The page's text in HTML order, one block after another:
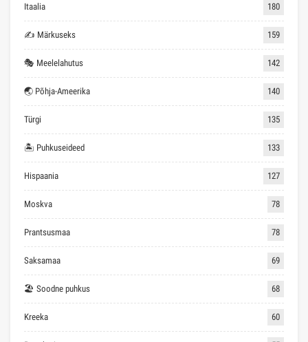
Itaalia 180
✍ Märkuseks 159
🎭 Meelelahutus 142
🌏 Põhja-Ameerika 140
Türgi 135
🏝 Puhkuseideed 133
Hispaania 127
Moskva 78
Prantsusmaa 78
Saksamaa 69
🏖 Soodne puhkus 68
Kreeka 60